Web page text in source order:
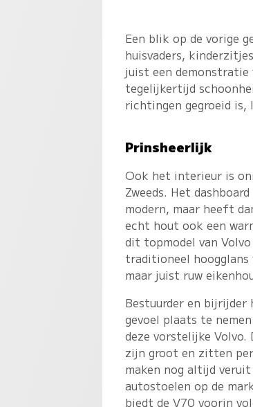
Een blik op de vorige
huisvaders,
juist een
tegelijkertijd
richtingen gegroeid
Prinsheerlijk
Ook het interieur is
Zweeds. Het
modern, maar heeft
echt hout ook een
dit topmodel van
traditioneel
maar juist ruw
Bestuurder en bijrijder
gevoel plaats te
deze vorstelijke Volvo.
zijn groot en zitten
maken nog altijd
autostoelen op de
biedt de V70 voorin